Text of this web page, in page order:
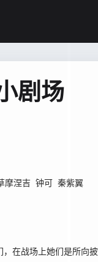
剧场
摩涅吉 钟可 秦紫翼
在战场上她们是所向